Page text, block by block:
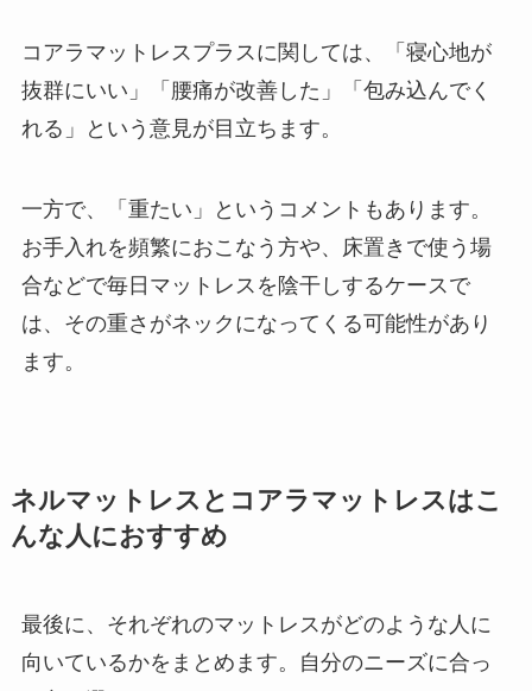
コアラマットレスプラスに関しては、「寝心地が
抜群にいい」「腰痛が改善した」「包み込んでく
れる」という意見が目立ちます。
一方で、「重たい」というコメントもあります。
お手入れを頻繁におこなう方や、床置きで使う場
合などで毎日マットレスを陰干しするケースで
は、その重さがネックになってくる可能性があり
ます。
ネルマットレスとコアラマットレスはこ
んな人におすすめ
最後に、それぞれのマットレスがどのような人に
向いているかをまとめます。自分のニーズに合っ